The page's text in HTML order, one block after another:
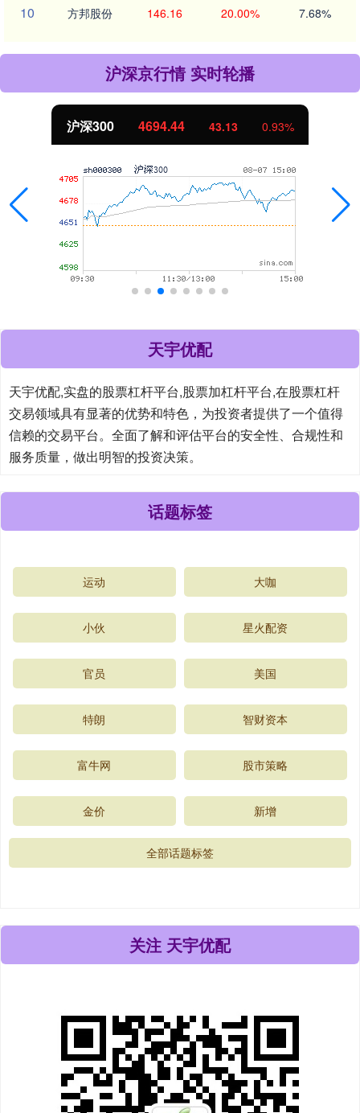
10 方邦股份 146.16 20.00% 7.68%
沪深京行情 实时轮播
沪深300 4694.44 43.13 0.93%
天宇优配
天宇优配,实盘的股票杠杆平台,股票加杠杆平台,在股票杠杆
交易领域具有显著的优势和特色，为投资者提供了一个值得
信赖的交易平台。全面了解和评估平台的安全性、合规性和
服务质量，做出明智的投资决策。
话题标签
运动 大咖
小伙 星火配资
官员 美国
特朗 智财资本
富牛网 股市策略
金价 新增
全部话题标签
关注 天宇优配